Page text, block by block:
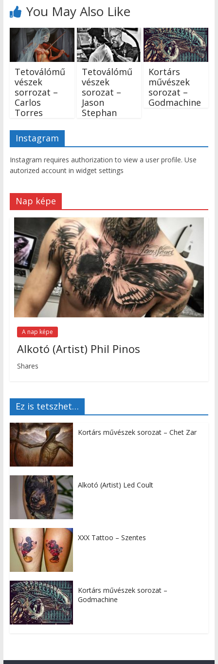
You May Also Like
Tetoválómű
vészek
sorrozat –
Carlos
Torres
Tetoválómű
vészek
sorozat –
Jason
Stephan
Kortárs
művészek
sorozat –
Godmachine
Instagram
Instagram requires authorization to view a user profile. Use
autorized account in widget settings
Nap képe
A nap képe
Alkotó (Artist) Phil Pinos
Shares
Ez is tetszhet…
Kortárs művészek sorozat – Chet Zar
Alkotó (Artist) Led Coult
XXX Tattoo – Szentes
Kortárs művészek sorozat –
Godmachine